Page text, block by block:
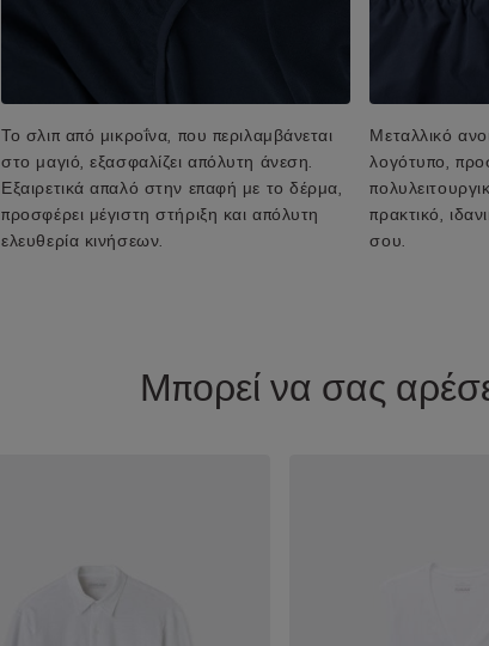
Το σλιπ από μικροΐνα, που περιλαμβάνεται
στο μαγιό, εξασφαλίζει απόλυτη άνεση.
Εξαιρετικά απαλό στην επαφή με το δέρμα,
προσφέρει μέγιστη στήριξη και απόλυτη
ελευθερία κινήσεων.
Μεταλλικό
λογότυπο,
πρακτικό,
σου.
Μπορεί να σας